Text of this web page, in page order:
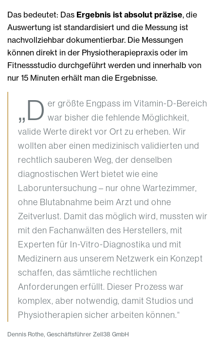
Das bedeutet: Das Ergebnis ist absolut präzise, die
Auswertung ist standardisiert und die Messung ist
nachvollziehbar dokumentierbar. Die Messungen
können direkt in der Physiotherapiepraxis oder im
Fitnessstudio durchgeführt werden und innerhalb von
nur 15 Minuten erhält man die Ergebnisse.
„D er größte Engpass im Vitamin-D-Bereich
war bisher die fehlende Möglichkeit,
valide Werte direkt vor Ort zu erheben. Wir
wollten aber einen medizinisch validierten und
rechtlich sauberen Weg, der denselben
diagnostischen Wert bietet wie eine
Laboruntersuchung – nur ohne Wartezimmer,
ohne Blutabnahme beim Arzt und ohne
Zeitverlust. Damit das möglich wird, mussten wir
mit den Fachanwälten des Herstellers, mit
Experten für In-Vitro-Diagnostika und mit
Medizinern aus unserem Netzwerk ein Konzept
schaffen, das sämtliche rechtlichen
Anforderungen erfüllt. Dieser Prozess war
komplex, aber notwendig, damit Studios und
Physiotherapien sicher arbeiten können.“
Dennis Rothe, Geschäftsführer Zell38 GmbH